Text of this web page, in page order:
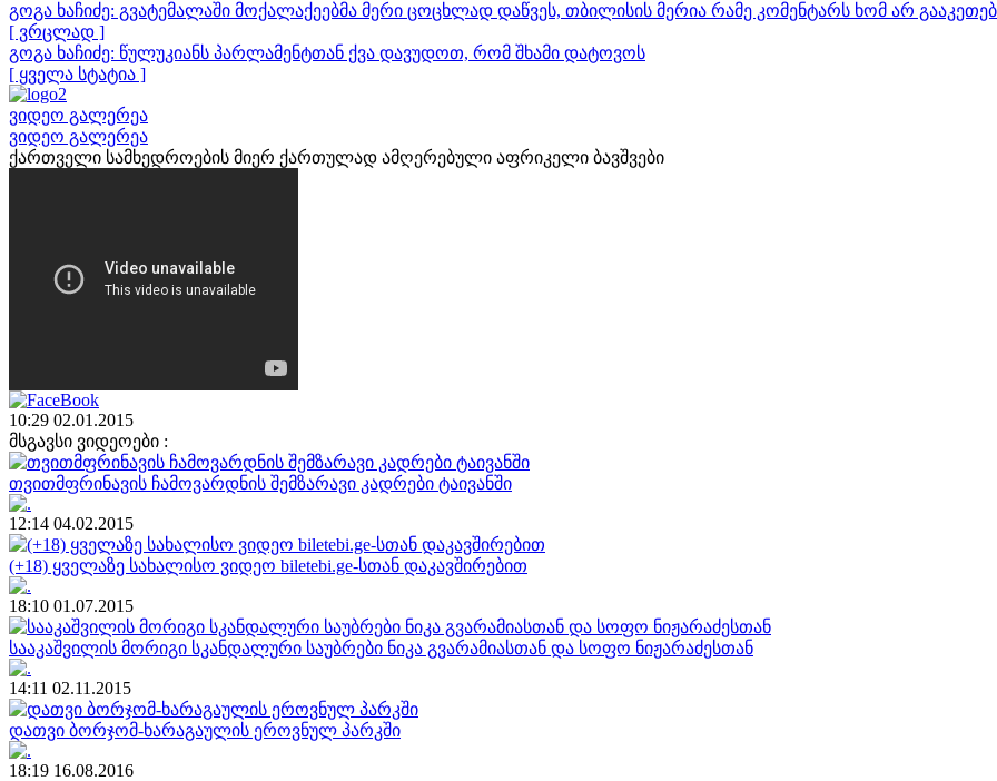
გოგა ხაჩიძე: გვატემალაში მოქალაქეებმა მერი ცოცხლად დაწვეს, თბილისის მერია რამე კომენტარს ხომ არ
[ ვრცლად ]
გოგა ხაჩიძე: წულუკიანს პარლამენტთან ქვა დავუდოთ, რომ შხამი დატოვოს
[ ყველა სტატია ]
ვიდეო გალერეა
ვიდეო გალერეა
ქართველი სამხედროების მიერ ქართულად ამღერებული აფრიკელი ბავშვები
10:29 02.01.2015
მსგავსი ვიდეოები :
თვითმფრინავის ჩამოვარდნის შემზარავი კადრები ტაივანში
12:14 04.02.2015
(+18) ყველაზე სახალისო ვიდეო biletebi.ge-სთან დაკავშირებით
18:10 01.07.2015
სააკაშვილის მორიგი სკანდალური საუბრები ნიკა გვარამიასთან და სოფო ნიჟარაძესთან
14:11 02.11.2015
დათვი ბორჯომ-ხარაგაულის ეროვნულ პარკში
18:19 16.08.2016